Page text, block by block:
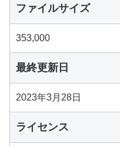
ファイルサイズ
353,000
最終更新日
2023年3月28日
ライセンス